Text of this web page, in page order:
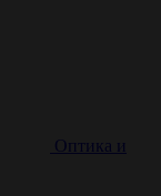
Оптика и